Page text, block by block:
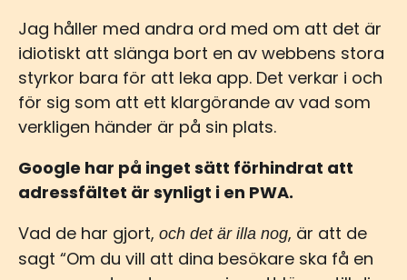
Jag håller med andra ord med om att det är
idiotiskt att slänga bort en av webbens stora
styrkor bara för att leka app. Det verkar i och
för sig som att ett klargörande av vad som
verkligen händer är på sin plats.
Google har på inget sätt förhindrat att
adressfältet är synligt i en PWA.
Vad de har gjort, och det är illa nog, är att de
sagt “Om du vill att dina besökare ska få en